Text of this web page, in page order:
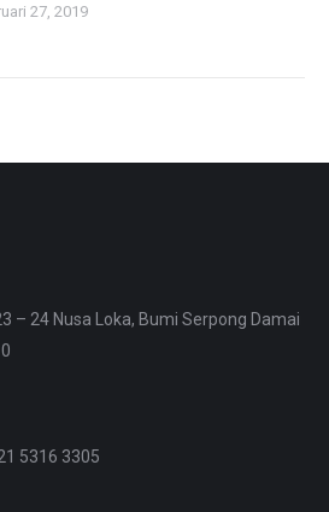
27, 2019
– 24 Nusa Loka, Bumi Serpong Damai
5316 3305